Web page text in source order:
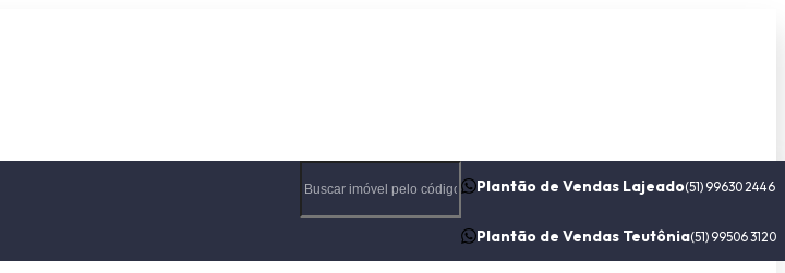
Plantão de Vendas Lajeado(51) 99630 2446
Plantão de Vendas Teutônia(51) 99506 3120